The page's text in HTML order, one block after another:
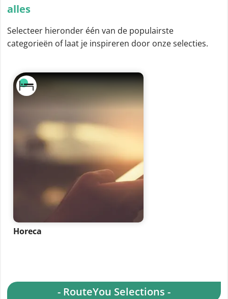
alles
Selecteer hieronder één van de populairste
categorieën of laat je inspireren door onze selecties.
Horeca
- RouteYou Selections -